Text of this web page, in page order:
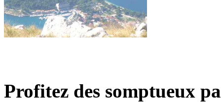
Profitez des somptueux